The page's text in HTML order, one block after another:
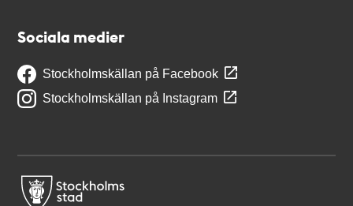
Sociala medier
Stockholmskällan på Facebook
Stockholmskällan på Instagram